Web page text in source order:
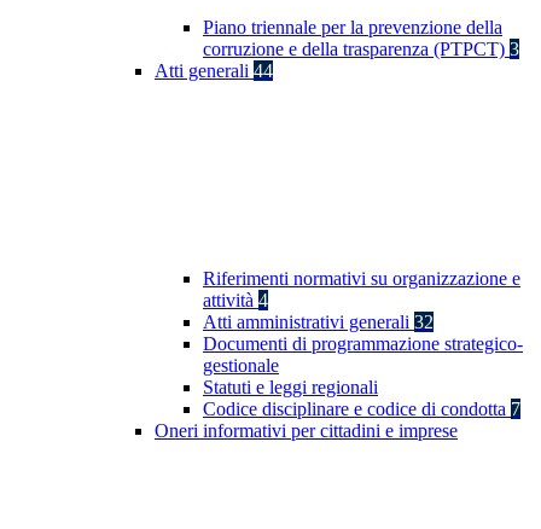
Piano triennale per la prevenzione della
corruzione e della trasparenza (PTPCT) 3
Atti generali 44
Riferimenti normativi su organizzazione e
attività 4
Atti amministrativi generali 32
Documenti di programmazione strategico-
gestionale
Statuti e leggi regionali
Codice disciplinare e codice di condotta 7
Oneri informativi per cittadini e imprese